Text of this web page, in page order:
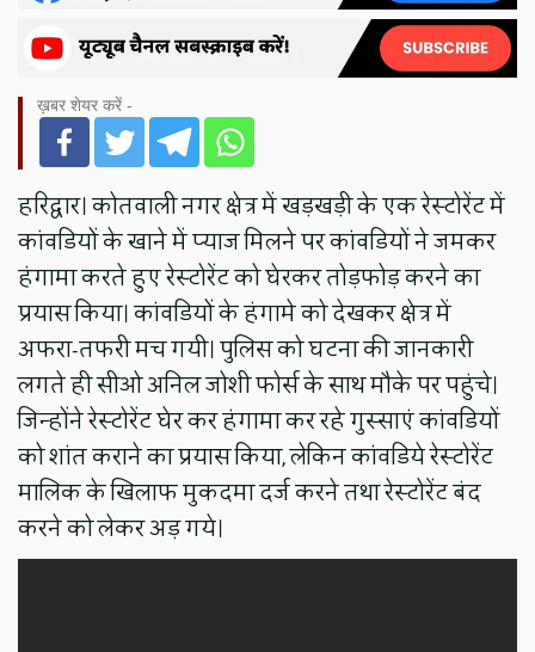
ख़बर शेयर करें -
हरिद्वार। कोतवाली नगर क्षेत्र में खड़खड़ी के एक रेस्टोरेंट में
कांवडियों के खाने में प्याज मिलने पर कांवडियों ने जमकर
हंगामा करते हुए रेस्टोरेंट को घेरकर तोड़फोड़ करने का
प्रयास किया। कांवडियों के हंगामे को देखकर क्षेत्र में
अफरा-तफरी मच गयी। पुलिस को घटना की जानकारी
लगते ही सीओ अनिल जोशी फोर्स के साथ मौके पर पहुंचे।
जिन्होंने रेस्टोरेंट घेर कर हंगामा कर रहे गुस्साएं कांवडियों
को शांत कराने का प्रयास किया, लेकिन कांवडिये रेस्टोरेंट
मालिक के खिलाफ मुकदमा दर्ज करने तथा रेस्टोरेंट बंद
करने को लेकर अड़ गये।